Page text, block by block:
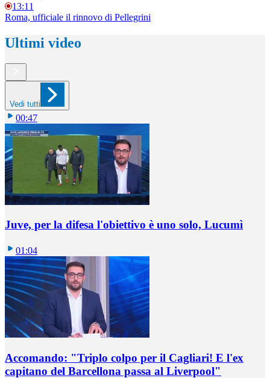
13:11
Roma, ufficiale il rinnovo di Pellegrini
Ultimi video
Vedi tutti
00:47
Juve, per la difesa l'obiettivo è uno solo, Lucumì
01:04
Accomando: "Triplo colpo per il Cagliari! E l'ex
capitano del Barcellona passa al Liverpool"